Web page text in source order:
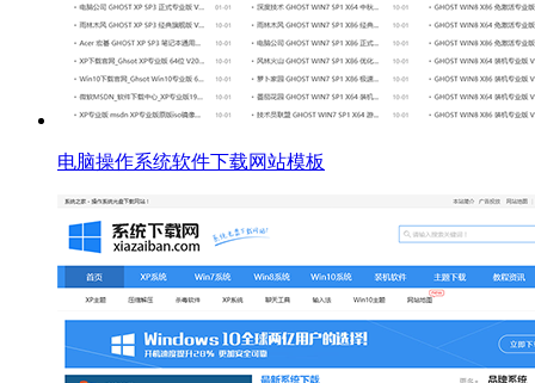
电脑操作系统软件下载网站模板